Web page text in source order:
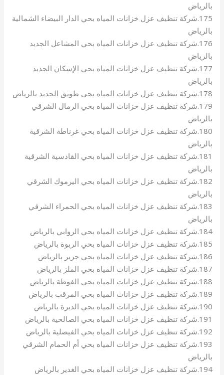
بالرياض
175.شركة تنظيف عزل خزانات المياه بحي الدار البيضاء الشمالية
بالرياض
176.شركة تنظيف عزل خزانات المياه بحي المشاعل الجديد
بالرياض
177.شركة تنظيف عزل خزانات المياه بحي الإسكان الجديد
بالرياض
178.شركة تنظيف عزل خزانات المياه بحي طويق الجديد بالرياض
179.شركة تنظيف عزل خزانات المياه بحي الرمال الشرقي
بالرياض
180.شركة تنظيف عزل خزانات المياه بحي غرناطة الشرقية
بالرياض
181.شركة تنظيف عزل خزانات المياه بحي القادسية الشرقية
بالرياض
182.شركة تنظيف عزل خزانات المياه بحي اليرموك الشرقي
بالرياض
183.شركة تنظيف عزل خزانات المياه بحي الحمراء الشرقي
بالرياض
184.شركة تنظيف عزل خزانات المياه بحي الروابي بالرياض
185.شركة تنظيف عزل خزانات المياه بحي الربوة بالرياض
186.شركة تنظيف عزل خزانات المياه بحي جرير بالرياض
187.شركة تنظيف عزل خزانات المياه بحي الملز بالرياض
188.شركة تنظيف عزل خزانات المياه بحي الفوطة بالرياض
189.شركة تنظيف عزل خزانات المياه بحي المرقب بالرياض
190.شركة تنظيف عزل خزانات المياه بحي الديرة بالرياض
191.شركة تنظيف عزل خزانات المياه بحي الصالحية بالرياض
192.شركة تنظيف عزل خزانات المياه بحي الفيصلية بالرياض
193.شركة تنظيف عزل خزانات المياه بحي أم الحمام الشرقي
بالرياض
194.شركة تنظيف عزل خزانات المياه بحي الغدير بالرياض